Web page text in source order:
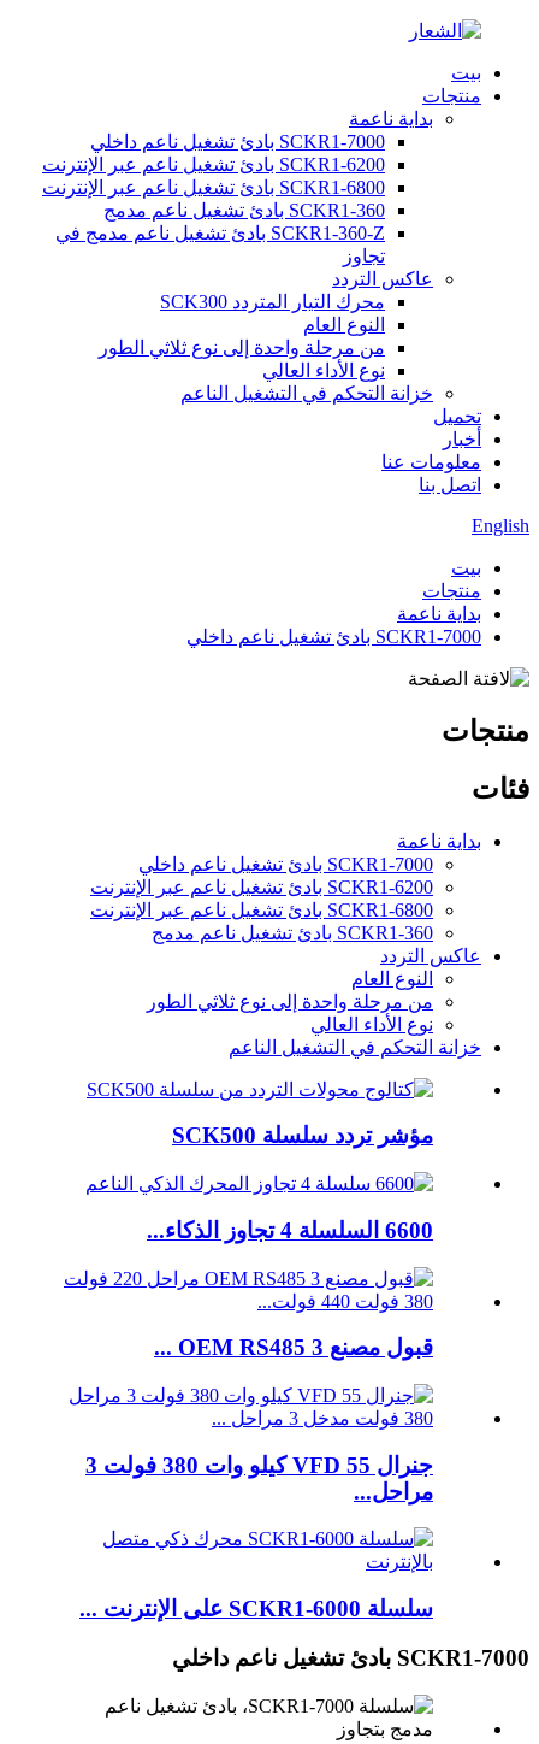
بيت
منتجات
بداية ناعمة
SCKR1-7000 بادئ تشغيل ناعم داخلي
SCKR1-6200 بادئ تشغيل ناعم عبر الإنترنت
SCKR1-6800 بادئ تشغيل ناعم عبر الإنترنت
SCKR1-360 بادئ تشغيل ناعم مدمج
SCKR1-360-Z بادئ تشغيل ناعم مدمج في
تجاوز
عاكس التردد
محرك التيار المتردد SCK300
النوع العام
من مرحلة واحدة إلى نوع ثلاثي الطور
نوع الأداء العالي
خزانة التحكم في التشغيل الناعم
تحميل
أخبار
معلومات عنا
اتصل بنا
English
بيت
منتجات
بداية ناعمة
SCKR1-7000 بادئ تشغيل ناعم داخلي
منتجات
فئات
بداية ناعمة
SCKR1-7000 بادئ تشغيل ناعم داخلي
SCKR1-6200 بادئ تشغيل ناعم عبر الإنترنت
SCKR1-6800 بادئ تشغيل ناعم عبر الإنترنت
SCKR1-360 بادئ تشغيل ناعم مدمج
عاكس التردد
النوع العام
من مرحلة واحدة إلى نوع ثلاثي الطور
نوع الأداء العالي
خزانة التحكم في التشغيل الناعم
مؤشر تردد سلسلة SCK500
6600 السلسلة 4 تجاوز الذكاء...
قبول مصنع OEM RS485 3 ...
جنرال VFD 55 كيلو وات 380 فولت 3
مراحل...
سلسلة SCKR1-6000 على الإنترنت ...
SCKR1-7000 بادئ تشغيل ناعم داخلي